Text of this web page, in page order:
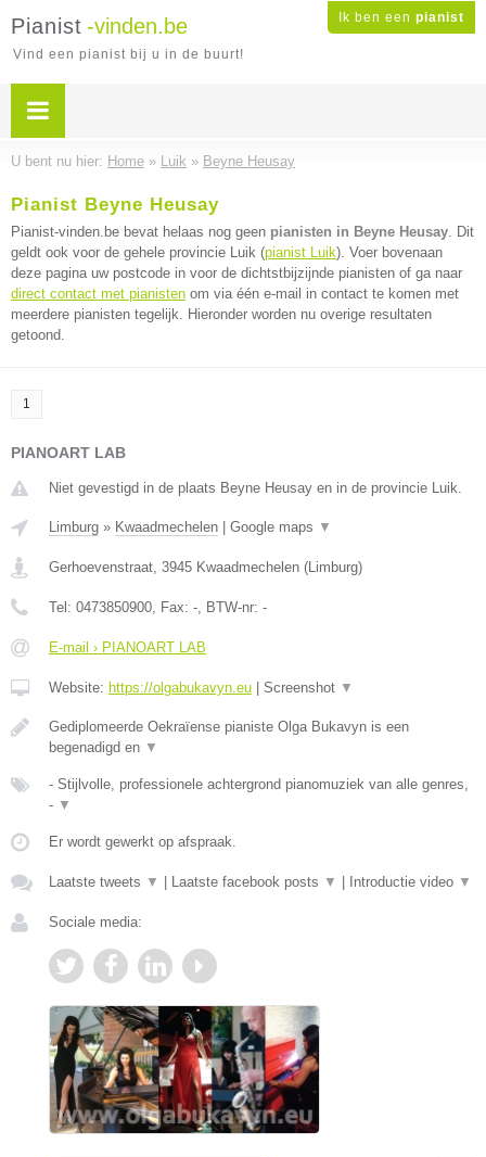
Ik ben een pianist
Pianist -vinden.be
Vind een pianist bij u in de buurt!
U bent nu hier: Home » Luik » Beyne Heusay
Pianist Beyne Heusay
Pianist-vinden.be bevat helaas nog geen pianisten in Beyne Heusay. Dit
geldt ook voor de gehele provincie Luik (pianist Luik). Voer bovenaan
deze pagina uw postcode in voor de dichtstbijzijnde pianisten of ga naar
direct contact met pianisten om via één e-mail in contact te komen met
meerdere pianisten tegelijk. Hieronder worden nu overige resultaten
getoond.
1
PIANOART LAB
Niet gevestigd in de plaats Beyne Heusay en in de provincie Luik.
Limburg » Kwaadmechelen Google maps ▼
Gerhoevenstraat, 3945 Kwaadmechelen (Limburg)
Tel: 0473850900, Fax: -, BTW-nr: -
E-mail › PIANOART LAB
Website: https://olgabukavyn.eu Screenshot ▼
Gediplomeerde Oekraïense pianiste Olga Bukavyn is een
begenadigd en ▼
- Stijlvolle, professionele achtergrond pianomuziek van alle genres,
- ▼
Er wordt gewerkt op afspraak.
Laatste tweets ▼ Laatste facebook posts ▼ Introductie video ▼
Sociale media: